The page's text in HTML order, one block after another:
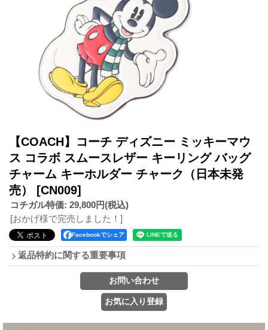
【COACH】コーチ ディズニー ミッキーマウ
ス コラボ スムースレザー キーリング バッグ
チャーム キーホルダー チャーク（日本未発
売） [CN009]
コチガル特価: 29,800円(税込)
[おかげ様で完売しました！]
Facebookでシェア
返品特約に関する重要事項